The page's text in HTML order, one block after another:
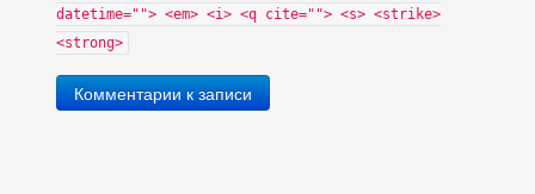
datetime=""> <em> <i> <q cite=""> <s> <strike>
<strong>
Комментарии к записи